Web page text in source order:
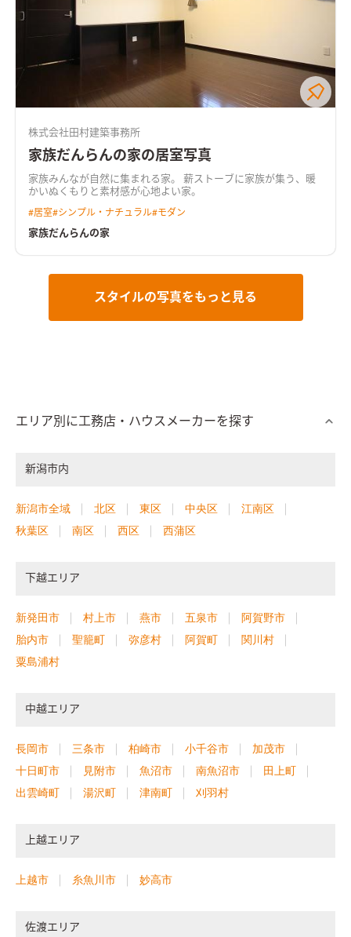
株式会社田村建築事務所
家族だんらんの家の居室写真
家族みんなが自然に集まれる家。 薪ストーブに家族が集う、暖
かいぬくもりと素材感が心地よい家。
#居室#シンプル・ナチュラル#モダン
家族だんらんの家
スタイルの写真をもっと見る
エリア別に工務店・ハウスメーカーを探す
新潟市内
新潟市全域 北区 東区 中央区
江南区
秋葉区
南区 西区 西蒲区
下越エリア
新発田市 村上市 燕市 五泉市
阿賀野市
胎内市
聖籠町 弥彦村 阿賀町
関川村
粟島浦村
中越エリア
長岡市 三条市 柏崎市 小千谷市
加茂市
十日町市
見附市 魚沼市 南魚沼市
田上町
出雲崎町
湯沢町 津南町 刈羽村
上越エリア
上越市 糸魚川市 妙高市
佐渡エリア